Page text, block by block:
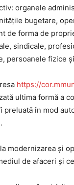
organele
bugetare,
de forma de
sindicale,
persoanele fizice
https://
ultima formă a
preluată în mod
modernizarea și
de afaceri și